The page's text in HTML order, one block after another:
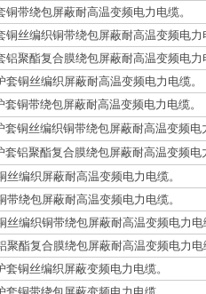
带绕包屏蔽耐高温变频电力电缆。
铜丝编织铜带绕包屏蔽耐高温变频电力
铝聚酯复合膜绕包屏蔽耐高温变频电力
套铜丝编织屏蔽耐高温变频电力电缆。
套铜带绕包屏蔽耐高温变频电力电缆。
套铜丝编织铜带绕包屏蔽耐高温变频电
套铝聚酯复合膜绕包屏蔽耐高温变频电
丝编织屏蔽耐高温变频电力电缆。
带绕包屏蔽耐高温变频电力电缆。
丝编织铜带绕包屏蔽耐高温变频电力电
聚酯复合膜绕包屏蔽耐高温变频电力电
铜丝编织屏蔽变频电力电缆。